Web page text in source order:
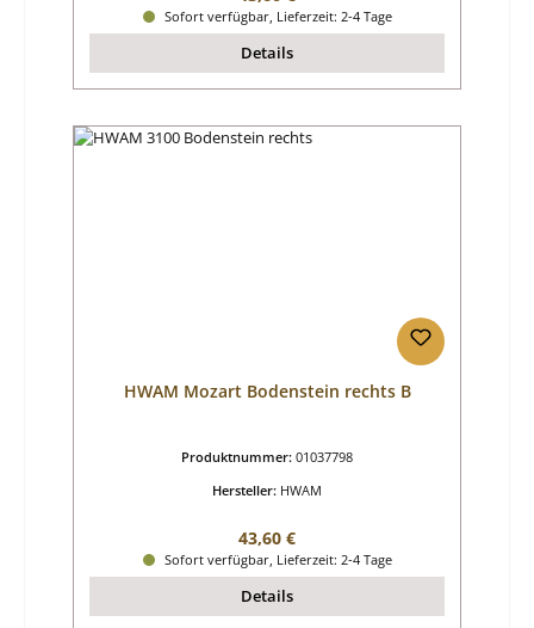
Sofort verfügbar, Lieferzeit: 2-4 Tage
Details
HWAM Mozart Bodenstein rechts B
Produktnummer: 01037798
Hersteller: HWAM
Regulärer Preis:
43,60 €
Sofort verfügbar, Lieferzeit: 2-4 Tage
Details